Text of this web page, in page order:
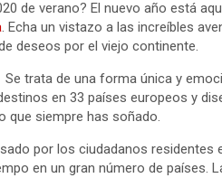
de verano? El nuevo año está
. Echa un vistazo a las increíbles
deseos por el viejo continente.
trata de una forma única y
en 33 países europeos y
que siempre has soñado.
por los ciudadanos residentes
en un gran número de países.